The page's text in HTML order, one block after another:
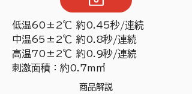
低温60±2℃ 約0.45秒/連続
中温65±2℃ 約0.8秒/連続
高温70±2℃ 約0.9秒/連続
刺激面積：約0.7m㎡
商品解説